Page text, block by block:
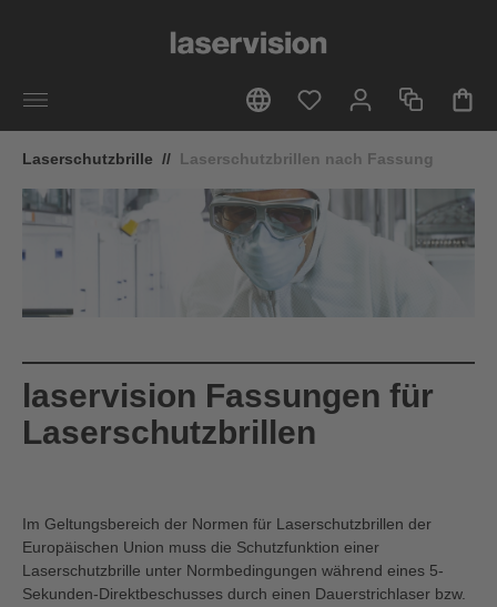
Laserschutzbrille // Laserschutzbrillen nach Fassung
laservision Fassungen für
Laserschutzbrillen
Im Geltungsbereich der Normen für Laserschutzbrillen der
Europäischen Union muss die Schutzfunktion einer
Laserschutzbrille unter Normbedingungen während eines 5-
Sekunden-Direktbeschusses durch einen Dauerstrichlaser bzw.